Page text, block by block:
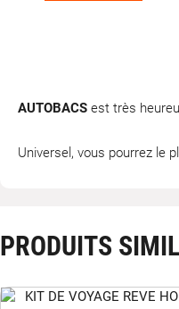
AUTOBACS est très
Universel, vous pourrez le
PRODUITS